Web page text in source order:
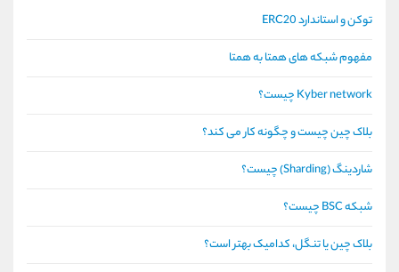
توکن و استاندارد ERC20
مفهوم شبکه های همتا به همتا
Kyber network چیست؟
بلاک چین چیست و چگونه کار می کند؟
شاردینگ (Sharding) چیست؟
شبکه BSC چیست؟
بلاک چین یا تنگل، کدامیک بهتر است؟